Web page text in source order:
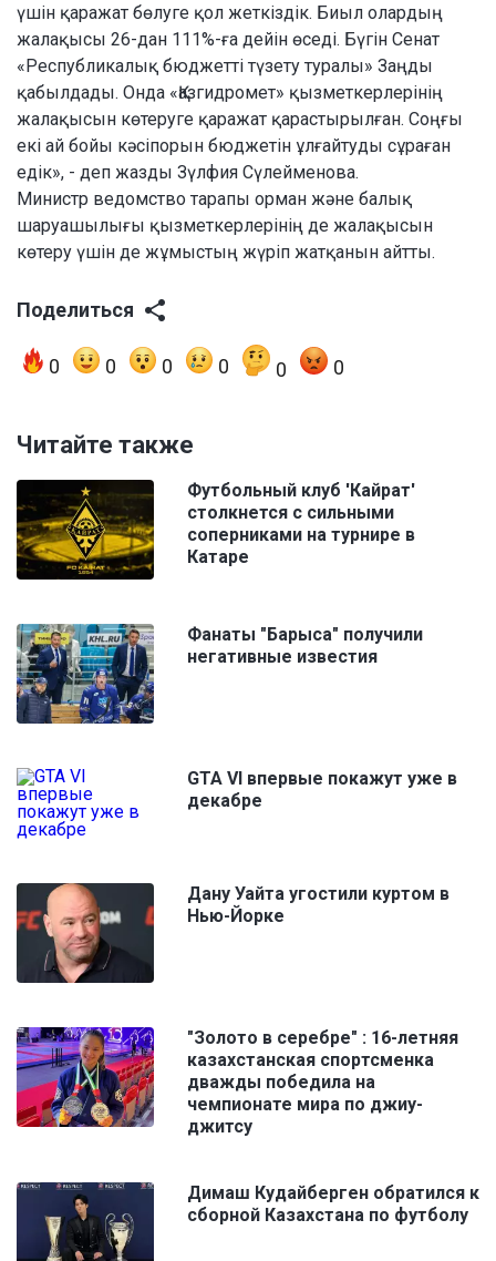
үшін қаражат бөлуге қол жеткіздік. Биыл олардың
жалақысы 26-дан 111%-ға дейін өседі. Бүгін Сенат
«Республикалық бюджетті түзету туралы» Заңды
қабылдады. Онда «Қазгидромет» қызметкерлерінің
жалақысын көтеруге қаражат қарастырылған. Соңғы
екі ай бойы кәсіпорын бюджетін ұлғайтуды сұраған
едік», - деп жазды Зүлфия Сүлейменова.
Министр ведомство тарапы орман және балық
шаруашылығы қызметкерлерінің де жалақысын
көтеру үшін де жұмыстың жүріп жатқанын айтты.
Поделиться
0 0 0 0 0 0
Читайте также
Футбольный клуб 'Кайрат'
столкнется с сильными
соперниками на турнире в
Катаре
Фанаты "Барыса" получили
негативные известия
GTA VI впервые покажут уже в
декабре
Дану Уайта угостили куртом в
Нью-Йорке
"Золото в серебре" : 16-летняя
казахстанская спортсменка
дважды победила на
чемпионате мира по джиу-
джитсу
Димаш Кудайберген обратился к
сборной Казахстана по футболу